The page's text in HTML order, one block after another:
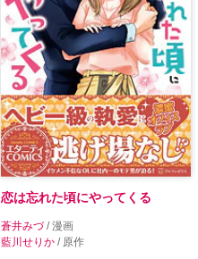
恋は忘れた頃にやってくる
蒼井みづ/ 漫画
藍川せりか / 原作